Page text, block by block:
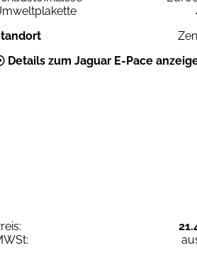
Details zum Jaguar E-Pace